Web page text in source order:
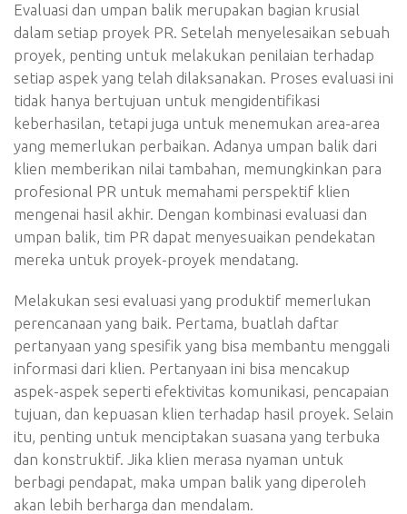
Evaluasi dan umpan balik merupakan bagian krusial
dalam setiap proyek PR. Setelah menyelesaikan sebuah
proyek, penting untuk melakukan penilaian terhadap
setiap aspek yang telah dilaksanakan. Proses evaluasi ini
tidak hanya bertujuan untuk mengidentifikasi
keberhasilan, tetapi juga untuk menemukan area-area
yang memerlukan perbaikan. Adanya umpan balik dari
klien memberikan nilai tambahan, memungkinkan para
profesional PR untuk memahami perspektif klien
mengenai hasil akhir. Dengan kombinasi evaluasi dan
umpan balik, tim PR dapat menyesuaikan pendekatan
mereka untuk proyek-proyek mendatang.
Melakukan sesi evaluasi yang produktif memerlukan
perencanaan yang baik. Pertama, buatlah daftar
pertanyaan yang spesifik yang bisa membantu menggali
informasi dari klien. Pertanyaan ini bisa mencakup
aspek-aspek seperti efektivitas komunikasi, pencapaian
tujuan, dan kepuasan klien terhadap hasil proyek. Selain
itu, penting untuk menciptakan suasana yang terbuka
dan konstruktif. Jika klien merasa nyaman untuk
berbagi pendapat, maka umpan balik yang diperoleh
akan lebih berharga dan mendalam.